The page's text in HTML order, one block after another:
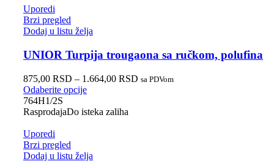
Uporedi
Brzi pregled
Dodaj u listu želja
UNIOR Turpija trougaona sa ručkom, polufina
875,00 RSD – 1.664,00 RSD sa PDVom
Odaberite opcije
764H1/2S
RasprodajaDo isteka zaliha
Uporedi
Brzi pregled
Dodaj u listu želja